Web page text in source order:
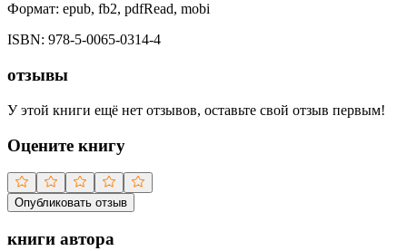
Формат: epub, fb2, pdfRead, mobi
ISBN: 978-5-0065-0314-4
отзывы
У этой книги ещё нет отзывов, оставьте свой отзыв первым!
Оцените книгу
Опубликовать отзыв
книги автора